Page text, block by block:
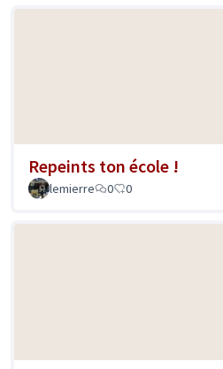
Repeints ton école !
lemierre
0 0